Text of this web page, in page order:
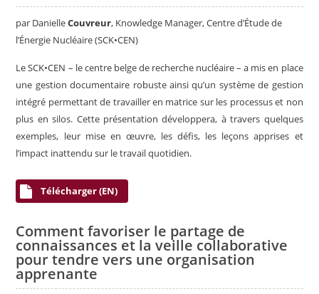
par DanielleCouvreur, Knowledge Manager, Centre d’Étude de
l’Énergie Nucléaire (SCK•CEN)
Le SCK•CEN – le centre belge de recherche nucléaire – a mis en place
une gestion documentaire robuste ainsi qu’un système de gestion
intégré permettant de travailler en matrice sur les processus et non
plus en silos. Cette présentation développera, à travers quelques
exemples, leur mise en œuvre, les défis, les leçons apprises et
l’impact inattendu sur le travail quotidien.
Télécharger (EN)
Comment favoriser le partage de
connaissances et la veille collaborative
pour tendre vers une organisation
apprenante